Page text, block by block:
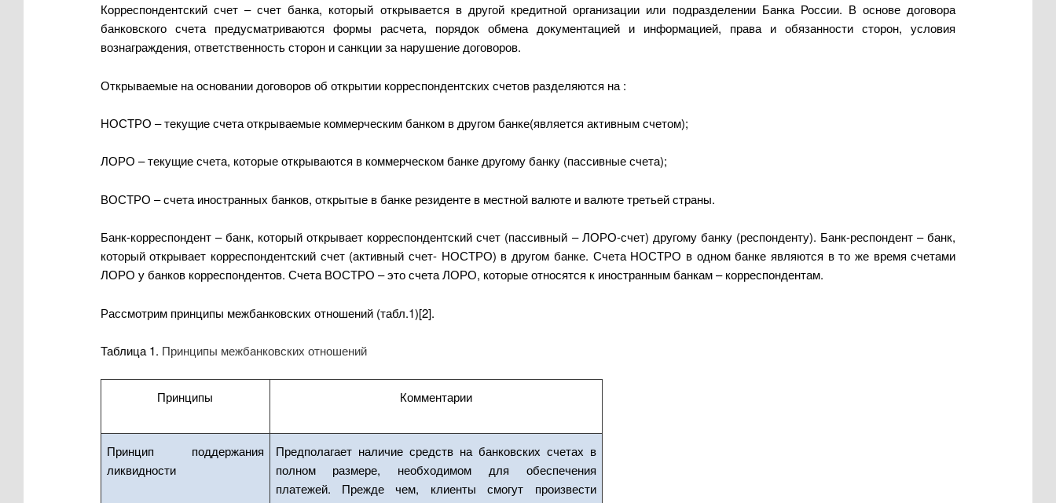
Корреспондентский счет – счет банка, который открывается в другой кредитной организации или подразделении Банка России. В основе договора
банковского счета предусматриваются формы расчета, порядок обмена документацией и информацией, права и обязанности сторон, условия
вознаграждения, ответственность сторон и санкции за нарушение договоров.
Открываемые на основании договоров об открытии корреспондентских счетов разделяются на :
НОСТРО – текущие счета открываемые коммерческим банком в другом банке(является активным счетом);
ЛОРО – текущие счета, которые открываются в коммерческом банке другому банку (пассивные счета);
ВОСТРО – счета иностранных банков, открытые в банке резиденте в местной валюте и валюте третьей страны.
Банк-корреспондент – банк, который открывает корреспондентский счет (пассивный – ЛОРО-счет) другому банку (респонденту). Банк-респондент – банк,
который открывает корреспондентский счет (активный счет- НОСТРО) в другом банке. Счета НОСТРО в одном банке являются в то же время счетами
ЛОРО у банков корреспондентов. Счета ВОСТРО – это счета ЛОРО, которые относятся к иностранным банкам – корреспондентам.
Рассмотрим принципы межбанковских отношений (табл.1)[2].
Таблица 1. Принципы межбанковских отношений
Принципы Комментарии
Принцип поддержания
ликвидности
Предполагает наличие средств на банковских счетах в
полном размере, необходимом для обеспечения
платежей. Прежде чем, клиенты смогут произвести